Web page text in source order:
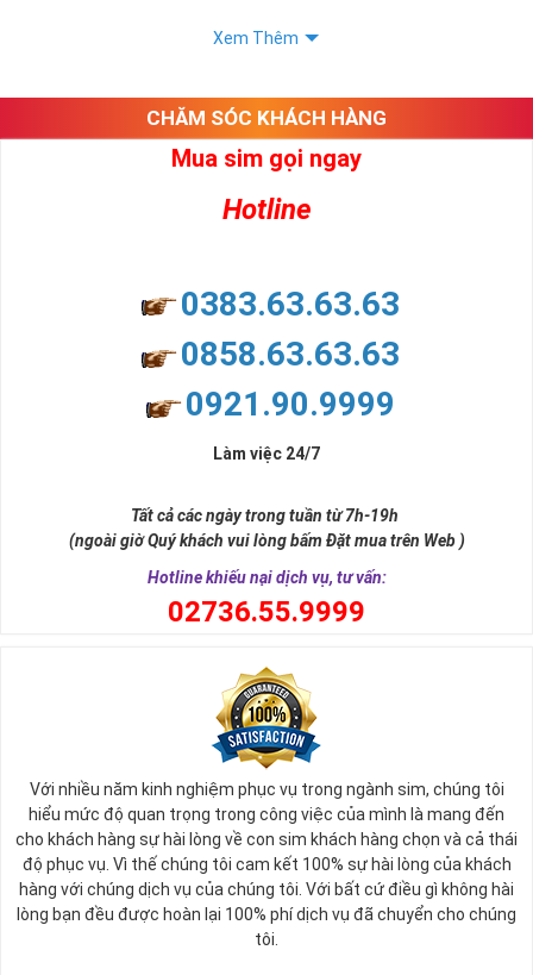
đẳng cấp cũng như vị thế của mình.
Sim Lục Quý 7 - "Sim Đẳng cấp - Số Doanh nhân"
Sim Lục Quý 9 có ý nghĩa gì?
Sim lục quý 9 gồm 6 số 9 năm đuôi số điện thoại ví như rồng cuộn,
Xa xưa số 9 còn là tiêu chí xây dựng lăng tẩm, vua chúa tiêu biểu
hồng mao. Bởi đây là con số đẹp nhất, quyền quý nhất trong tất cả
các số còn lại nó đại diện cho quyền lực, sức mạnh, sự kiêu hãnh
Sim Lục Quý 9 có ý nghĩa gì?
Xem Thêm
CHĂM SÓC KHÁCH HÀNG
Mua sim gọi ngay
Hotline
0383.63.63.63
0858.63.63.63
0921.90.9999
Làm việc 24/7
Tất cả các ngày trong tuần từ 7h-19h
(ngoài giờ Quý khách vui lòng bấm Đặt mua trên Web )
Hotline khiếu nại dịch vụ, tư vấn:
02736.55.9999
Với nhiều năm kinh nghiệm phục vụ trong ngành sim, chúng tôi
hiểu mức độ quan trọng trong công việc của mình là mang đến
cho khách hàng sự hài lòng về con sim khách hàng chọn và cả thái
độ phục vụ. Vì thế chúng tôi cam kết 100% sự hài lòng của khách
hàng với chúng dịch vụ của chúng tôi. Với bất cứ điều gì không hài
lòng bạn đều được hoàn lại 100% phí dịch vụ đã chuyển cho chúng
tôi.